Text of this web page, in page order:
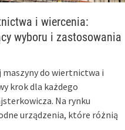
i wiercenia:
wyboru i zastosowania
do wiertnictwa i
krok dla każdego
Na rynku
urządzenia, które różnią